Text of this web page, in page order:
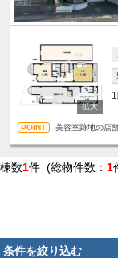
美容室跡地の店
棟数1件 (総物件数： 1
条件を絞り込む